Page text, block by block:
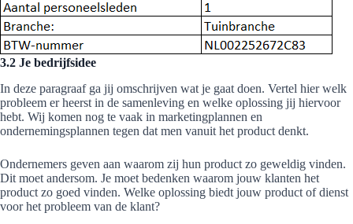
3.2 Je bedrijfsidee
In deze paragraaf ga jij omschrijven wat je gaat doen. Vertel hier welk
probleem er heerst in de samenleving en welke oplossing jij hiervoor
hebt. Wij komen nog te vaak in marketingplannen en
ondernemingsplannen tegen dat men vanuit het product denkt.
Ondernemers geven aan waarom zij hun product zo geweldig vinden.
Dit moet andersom. Je moet bedenken waarom jouw klanten het
product zo goed vinden. Welke oplossing biedt jouw product of dienst
voor het probleem van de klant?